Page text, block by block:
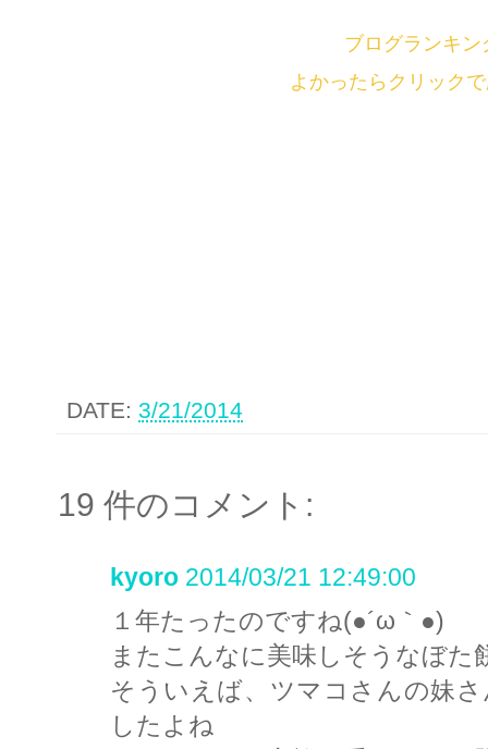
ブログランキン
よかったらクリック
DATE: 3/21/2014
19 件のコメント:
kyoro 2014/03/21 12:49:00
１年たったのですね(●´ω｀●)
またこんなに美味しそうなぼた
そういえば、ツマコさんの妹
したよね